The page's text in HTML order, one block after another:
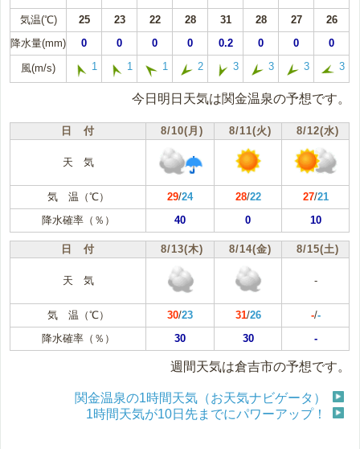
気温(℃) 25 23 22 28 31 28 27
26
降水量(mm)
0 0 0 0 0.2 0 0 0
風(m/s) 1 1 1 2 3 3 3 3
今日明日天気は関金温泉の予想です。
日 付 8/10(月) 8/11(火) 8/12(水)
天 気
気 温（℃） 29/24 28/22 27/21
降水確率（％）
40 0 10
日 付 8/13(木) 8/14(金) 8/15(土)
天 気 -
気 温（℃） 30/23 31/26 -/-
降水確率（％）
30 30 -
週間天気は倉吉市の予想です。
関金温泉の1時間天気（お天気ナビゲータ）
1時間天気が10日先までにパワーアップ！